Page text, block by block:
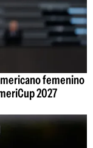
femenino
2027